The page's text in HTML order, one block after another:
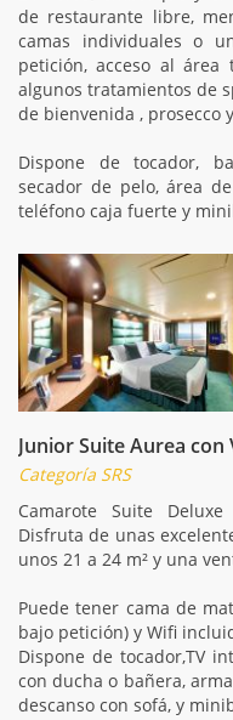
de restaurante libre,
camas individuales o
petición, acceso al
algunos tratamientos de
de bienvenida , prosecco
Dispone de tocador,
secador de pelo, área
teléfono caja fuerte y
Junior Suite Aurea con
Categoría SRS
Camarote Suite
Disfruta de unas
unos 21 a 24 m² y una
Puede tener cama de
bajo petición) y Wifi
Dispone de tocador,TV
con ducha o bañera,
descanso con sofá, y